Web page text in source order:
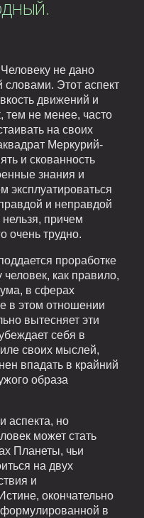
не дано
Этот аспект
движений и
тем не менее, часто
на своих
Меркурий-
и скованность
знания и
эксплуатироваться
и неправдой
причем
очень трудно.
проработке
как правило,
в сферах
в этом отношении
вытесняет эти
себя в
своих мыслей,
впадать в крайний
образа
аспекта, но
может стать
Планеты, чьи
на двух
и
окончательно
в